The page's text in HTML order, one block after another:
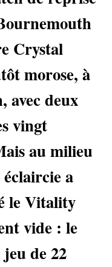
Crystal
morose, à
avec deux
vingt
au milieu
a
le Vitality
vide : le
de 22